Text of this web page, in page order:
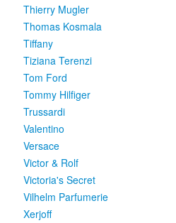
Thierry Mugler
Thomas Kosmala
Tiffany
Tiziana Terenzi
Tom Ford
Tommy Hilfiger
Trussardi
Valentino
Versace
Victor & Rolf
Victoria's Secret
Vilhelm Parfumerie
Xerjoff